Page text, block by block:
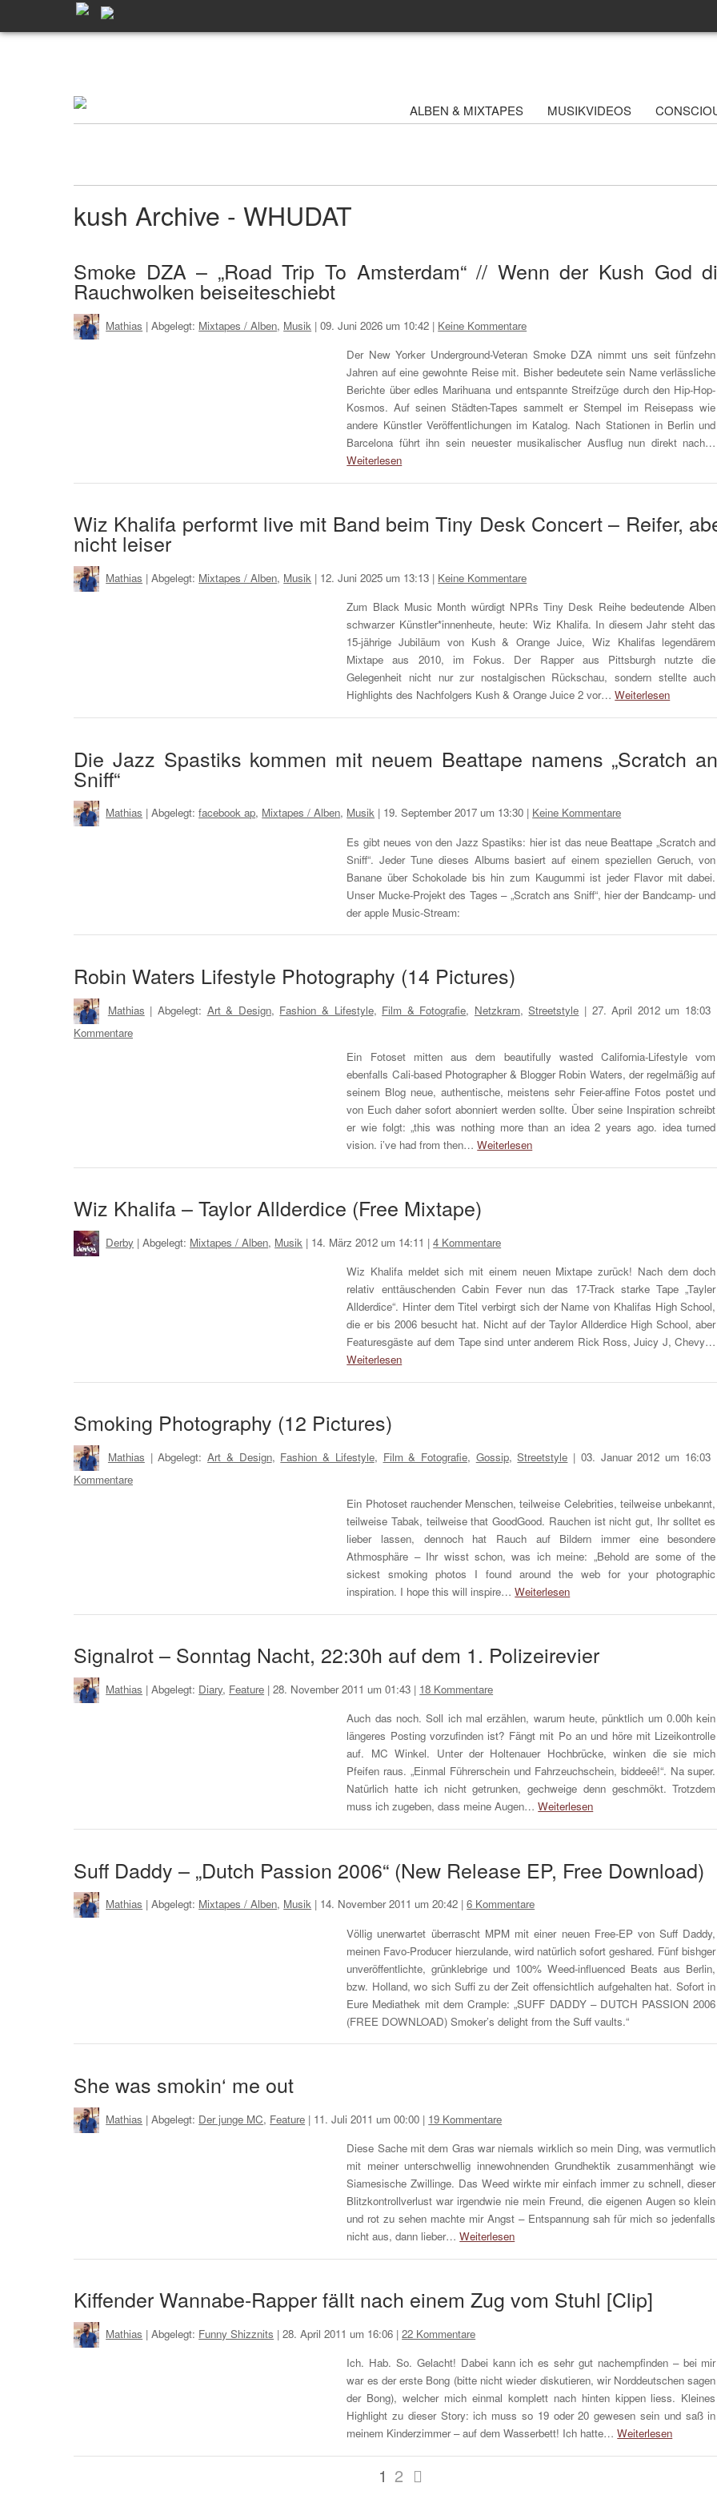
ALBEN & MIXTAPES MUSIKVIDEOS
kush Archive - WHUDAT
Smoke DZA – „Road Trip To Amsterdam“ // Wenn der Kush God
Rauchwolken beiseiteschiebt
Mathias | Abgelegt: Mixtapes / Alben, Musik |09. Juni 2026 um 10:42 | Keine Kommentare
Der New Yorker Underground-Veteran Smoke DZA nimmt uns seit fünfzehn
Jahren auf eine gewohnte Reise mit. Bisher bedeutete sein Name verlässliche
Berichte über edles Marihuana und entspannte Streifzüge durch den Hip-Hop-
Kosmos. Auf seinen Städten-Tapes sammelt er Stempel im Reisepass wie
andere Künstler Veröffentlichungen im Katalog. Nach Stationen in Berlin und
Barcelona führt ihn sein neuester musikalischer Ausflug nun direkt nach…
Weiterlesen
Wiz Khalifa performt live mit Band beim Tiny Desk Concert – Reifer,
nicht leiser
Mathias | Abgelegt: Mixtapes / Alben, Musik | 12. Juni 2025 um 13:13 | Keine Kommentare
Zum Black Music Month würdigt NPRs Tiny Desk Reihe bedeutende Alben
schwarzer Künstler*innenheute, heute: Wiz Khalifa. In diesem Jahr steht das
15-jährige Jubiläum von Kush & Orange Juice, Wiz Khalifas legendärem
Mixtape aus 2010, im Fokus. Der Rapper aus Pittsburgh nutzte die
Gelegenheit nicht nur zur nostalgischen Rückschau, sondern stellte auch
Highlights des Nachfolgers Kush & Orange Juice 2 vor…Weiterlesen
Die Jazz Spastiks kommen mit neuem Beattape namens „Scratch
Sniff“
Mathias | Abgelegt:facebook ap, Mixtapes / Alben, Musik | 19. September 2017 um 13:30 | Keine Kommentare
Es gibt neues von den Jazz Spastiks: hier ist das neue Beattape „Scratch and
Sniff“. Jeder Tune dieses Albums basiert auf einem speziellen Geruch, von
Banane über Schokolade bis hin zum Kaugummi ist jeder Flavor mit dabei.
Unser Mucke-Projekt des Tages – „Scratch ans Sniff“, hier der Bandcamp- und
der apple Music-Stream:
Robin Waters Lifestyle Photography (14 Pictures)
Mathias | Abgelegt: Art & Design, Fashion & Lifestyle, Film & Fotografie, Netzkram,Streetstyle | 27. April 2012 um 18:03
Kommentare
Ein Fotoset mitten aus dem beautifully wasted California-Lifestyle vom
ebenfalls Cali-based Photographer & Blogger Robin Waters, der regelmäßig auf
seinem Blog neue, authentische, meistens sehr Feier-affine Fotos postet und
von Euch daher sofort abonniert werden sollte. Über seine Inspiration schreibt
er wie folgt: „this was nothing more than an idea 2 years ago. idea turned
vision. i’ve had from then…Weiterlesen
Wiz Khalifa – Taylor Allderdice (Free Mixtape)
Derby | Abgelegt: Mixtapes / Alben, Musik | 14. März 2012 um 14:11 |4 Kommentare
Wiz Khalifa meldet sich mit einem neuen Mixtape zurück! Nach dem doch
relativ enttäuschenden Cabin Fever nun das 17-Track starke Tape „Tayler
Allderdice“. Hinter dem Titel verbirgt sich der Name von Khalifas High School,
die er bis 2006 besucht hat. Nicht auf der Taylor Allderdice High School, aber
Featuresgäste auf dem Tape sind unter anderem Rick Ross, Juicy J, Chevy…
Weiterlesen
Smoking Photography (12 Pictures)
Mathias | Abgelegt:Art & Design, Fashion & Lifestyle, Film & Fotografie, Gossip,Streetstyle | 03. Januar 2012 um 16:03
Kommentare
Ein Photoset rauchender Menschen, teilweise Celebrities, teilweise unbekannt,
teilweise Tabak, teilweise that GoodGood. Rauchen ist nicht gut, Ihr solltet es
lieber lassen, dennoch hat Rauch auf Bildern immer eine besondere
Athmosphäre – Ihr wisst schon, was ich meine: „Behold are some of the
sickest smoking photos I found around the web for your photographic
inspiration. I hope this will inspire…Weiterlesen
Signalrot – Sonntag Nacht, 22:30h auf dem 1. Polizeirevier
Mathias | Abgelegt: Diary, Feature |28. November 2011 um 01:43 | 18 Kommentare
Auch das noch. Soll ich mal erzählen, warum heute, pünktlich um 0.00h kein
längeres Posting vorzufinden ist? Fängt mit Po an und höre mit Lizeikontrolle
auf. MC Winkel. Unter der Holtenauer Hochbrücke, winken die sie mich
Pfeifen raus. „Einmal Führerschein und Fahrzeuchschein, biddeeê!“. Na super.
Natürlich hatte ich nicht getrunken, gechweige denn geschmökt. Trotzdem
muss ich zugeben, dass meine Augen…Weiterlesen
Suff Daddy – „Dutch Passion 2006“ (New Release EP, Free Download)
Mathias | Abgelegt: Mixtapes / Alben, Musik | 14. November 2011 um 20:42 |6 Kommentare
Völlig unerwartet überrascht MPM mit einer neuen Free-EP von Suff Daddy,
meinen Favo-Producer hierzulande, wird natürlich sofort geshared. Fünf bishger
unveröffentlichte, grünklebrige und 100% Weed-influenced Beats aus Berlin,
bzw. Holland, wo sich Suffi zu der Zeit offensichtlich aufgehalten hat. Sofort in
Eure Mediathek mit dem Crample: „SUFF DADDY – DUTCH PASSION 2006
(FREE DOWNLOAD) Smoker’s delight from the Suff vaults.“
She was smokin‘ me out
Mathias | Abgelegt: Der junge MC, Feature | 11. Juli 2011 um 00:00 | 19 Kommentare
Diese Sache mit dem Gras war niemals wirklich so mein Ding, was vermutlich
mit meiner unterschwellig innewohnenden Grundhektik zusammenhängt wie
Siamesische Zwillinge. Das Weed wirkte mir einfach immer zu schnell, dieser
Blitzkontrollverlust war irgendwie nie mein Freund, die eigenen Augen so klein
und rot zu sehen machte mir Angst – Entspannung sah für mich so jedenfalls
nicht aus, dann lieber…Weiterlesen
Kiffender Wannabe-Rapper fällt nach einem Zug vom Stuhl [Clip]
Mathias | Abgelegt: Funny Shizznits |28. April 2011 um 16:06 |22 Kommentare
Ich. Hab. So. Gelacht! Dabei kann ich es sehr gut nachempfinden – bei mir
war es der erste Bong (bitte nicht wieder diskutieren, wir Norddeutschen sagen
der Bong), welcher mich einmal komplett nach hinten kippen liess. Kleines
Highlight zu dieser Story: ich muss so 19 oder 20 gewesen sein und saß in
meinem Kinderzimmer – auf dem Wasserbett! Ich hatte…Weiterlesen
1 2